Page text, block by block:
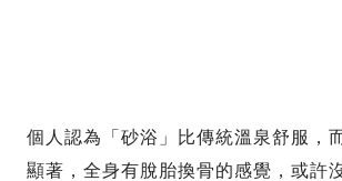
個人認為「砂浴」比傳統溫泉舒服，
顯著，全身有脫胎換骨的感覺，或許